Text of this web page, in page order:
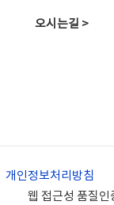
오시는길 >
개인정보처리방침
웹 접근성 품질인